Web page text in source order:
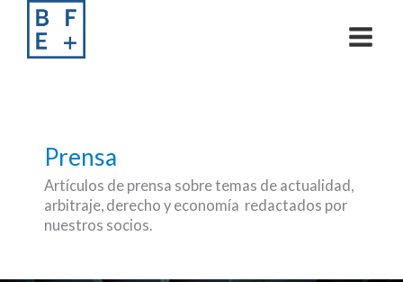
content
Prensa
Artículos de prensa sobre temas de actualidad,
arbitraje, derecho y economía redactados por
nuestros socios.